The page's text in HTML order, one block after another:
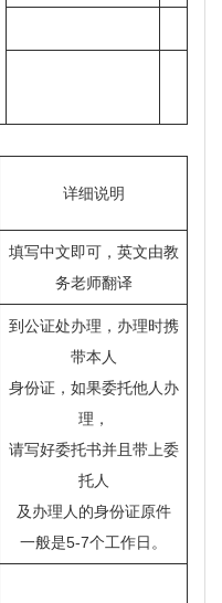
详细说明
填写中文即可，英文由教
务老师翻译
到公证处办理，办理时携
带本人
身份证，如果委托他人办
理，
请写好委托书并且带上委
托人
及办理人的身份证原件
一般是5-7个工作日。